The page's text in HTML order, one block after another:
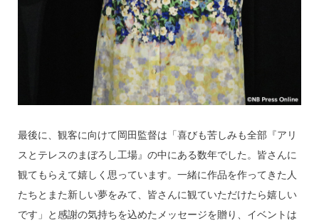
最後に、観客に向けて岡田監督は「喜びも苦しみも全部『アリ
スとテレスのまぼろし工場』の中にある数年でした。皆さんに
観てもらえて嬉しく思っています。一緒に作品を作ってきた人
たちとまた新しい夢をみて、皆さんに観ていただけたら嬉しい
です」と感謝の気持ちを込めたメッセージを贈り、イベントは